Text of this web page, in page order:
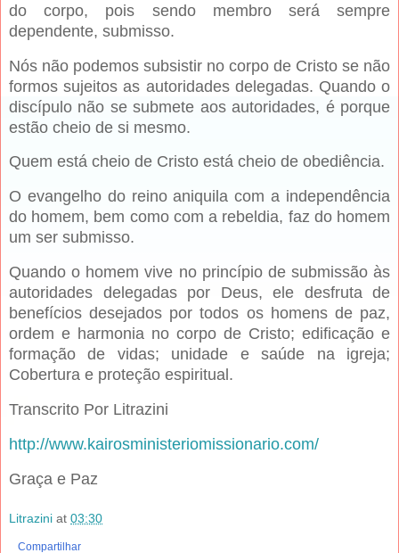
do corpo, pois sendo membro será sempre
dependente, submisso.
Nós não podemos subsistir no corpo de Cristo se não
formos sujeitos as autoridades delegadas. Quando o
discípulo não se submete aos autoridades, é porque
estão cheio de si mesmo.
Quem está cheio de Cristo está cheio de obediência.
O evangelho do reino aniquila com a independência
do homem, bem como com a rebeldia, faz do homem
um ser submisso.
Quando o homem vive no princípio de submissão às
autoridades delegadas por Deus, ele desfruta de
benefícios desejados por todos os homens de paz,
ordem e harmonia no corpo de Cristo; edificação e
formação de vidas; unidade e saúde na igreja;
Cobertura e proteção espiritual.
Transcrito Por Litrazini
http://www.kairosministeriomissionario.com/
Graça e Paz
Litrazini at 03:30
Compartilhar